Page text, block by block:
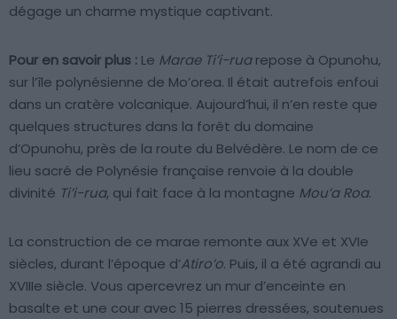
dégage un charme mystique captivant.
Pour en savoir plus : Le Marae Ti’i-ruarepose à Opunohu,
sur l’île polynésienne de Mo’orea. Il était autrefois enfoui
dans un cratère volcanique. Aujourd’hui, il n’en reste que
quelques structures dans la forêt du domaine
d’Opunohu, près de la route du Belvédère. Le nom de ce
lieu sacré de Polynésie française renvoie à la double
divinité Ti’i-rua, qui fait face à la montagne Mou’a Roa.
La construction de ce marae remonte aux XVe et XVIe
siècles, durant l’époque d’Atiro’o. Puis, il a été agrandi au
XVIIIe siècle. Vous apercevrez un mur d’enceinte en
basalte et une cour avec 15 pierres dressées, soutenues